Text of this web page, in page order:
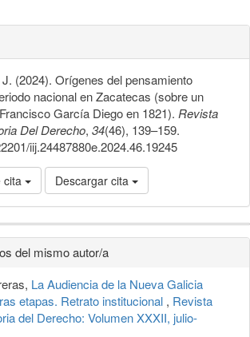
(2024). Orígenes del pensamiento
nacional en Zacatecas (sobre un
García Diego en 1821). Revista
Del Derecho, 34(46), 139–159.
iij.24487880e.2024.46.19245
cita Descargar cita
del mismo autor/a
La Audiencia de la Nueva Galicia
etapas. Retrato institucional , Revista
del Derecho: Volumen XXXII, julio-